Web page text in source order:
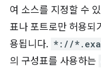
여 소스를 지정할 수
표나 포트로만 허용되
용됩니다. *://
의 구성표를 사용하는